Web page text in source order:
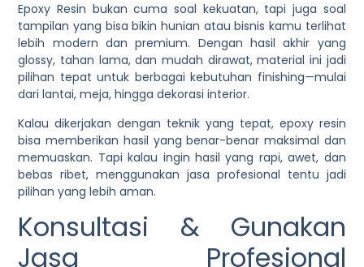
Epoxy Resin bukan cuma soal kekuatan, tapi juga soal
tampilan yang bisa bikin hunian atau bisnis kamu terlihat
lebih modern dan premium. Dengan hasil akhir yang
glossy, tahan lama, dan mudah dirawat, material ini jadi
pilihan tepat untuk berbagai kebutuhan finishing—mulai
dari lantai, meja, hingga dekorasi interior.
Kalau dikerjakan dengan teknik yang tepat, epoxy resin
bisa memberikan hasil yang benar-benar maksimal dan
memuaskan. Tapi kalau ingin hasil yang rapi, awet, dan
bebas ribet, menggunakan jasa profesional tentu jadi
pilihan yang lebih aman.
Konsultasi & Gunakan
Jasa Profesional